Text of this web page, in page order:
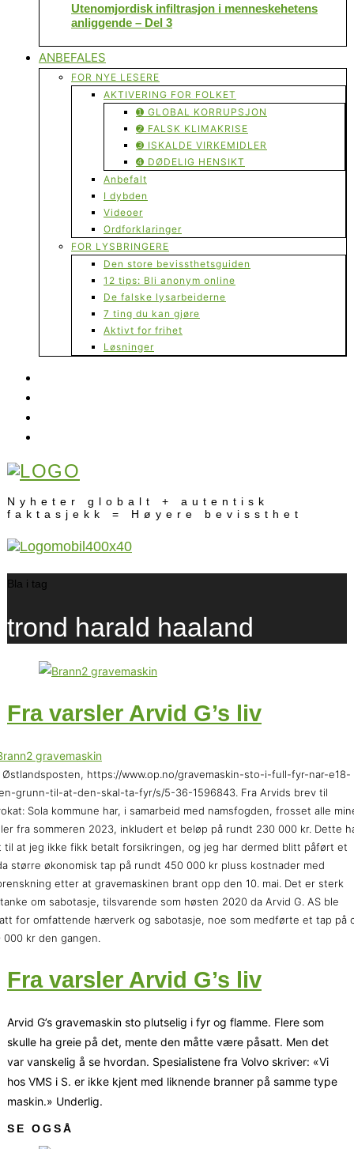
Utenomjordisk infiltrasjon i menneskehetens
anliggende – Del 3
ANBEFALES
FOR NYE LESERE
AKTIVERING FOR FOLKET
➊ GLOBAL KORRUPSJON
➋ FALSK KLIMAKRISE
➌ ISKALDE VIRKEMIDLER
➍ DØDELIG HENSIKT
Anbefalt
I dybden
Videoer
Ordforklaringer
FOR LYSBRINGERE
Den store bevissthetsguiden
12 tips: Bli anonym online
De falske lysarbeiderne
7 ting du kan gjøre
Aktivt for frihet
Løsninger
Nyheter globalt + autentisk
faktasjekk = Høyere bevissthet
Bla i tag
trond harald haaland
Fra varsler Arvid G’s liv
Østlandsposten, https://www.op.no/gravemaskin-sto-i-full-fyr-nar-e18-
grunn-til-at-den-skal-ta-fyr/s/5-36-1596843. Fra Arvids brev til
Sola kommune har, i samarbeid med namsfogden, frosset alle
fra sommeren 2023, inkludert et beløp på rundt 230 000 kr. Dette
til at jeg ikke fikk betalt forsikringen, og jeg har dermed blitt påført et
større økonomisk tap på rundt 450 000 kr pluss kostnader med
etter at gravemaskinen brant opp den 10. mai. Det er sterk
om sabotasje, tilsvarende som høsten 2020 da Arvid G. AS ble
for omfattende hærverk og sabotasje, noe som medførte et tap på
000 kr den gangen.
Fra varsler Arvid G’s liv
Arvid G’s gravemaskin sto plutselig i fyr og flamme. Flere som
skulle ha greie på det, mente den måtte være påsatt. Men det
var vanskelig å se hvordan. Spesialistene fra Volvo skriver: «Vi
hos VMS i S. er ikke kjent med liknende branner på samme type
maskin.» Underlig.
SE OGSÅ